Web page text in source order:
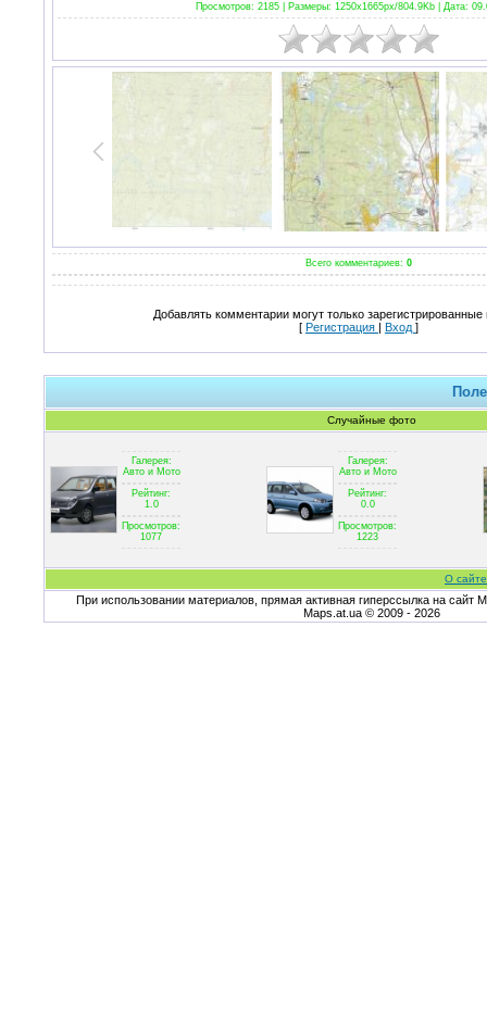
Просмотров: 2185 | Размеры: 1250x1665px/804.9Kb | Дата:
Всего комментариев: 0
Добавлять комментарии могут только зарегистрированные
[ Регистрация | Вход ]
Случайные фото
Галерея:
Авто и Мото
Рейтинг:
1.0
Просмотров:
1077
Галерея:
Авто и Мото
Рейтинг:
0.0
Просмотров:
1223
О
При использовании материалов, прямая активная гиперссылка на сайт
Maps.at.ua © 2009 - 2026